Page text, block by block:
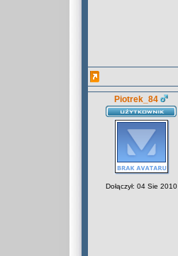
Piotrek_84
Dołączył: 04 Sie 2010